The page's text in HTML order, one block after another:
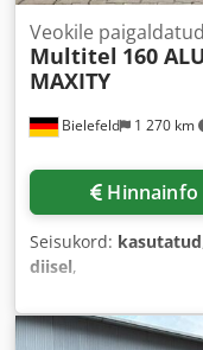
Bielefeld 1 270 km
Veokile
Multitel 160
MAXITY
Hinnainfo
Seisukord: kasutatud
diisel,